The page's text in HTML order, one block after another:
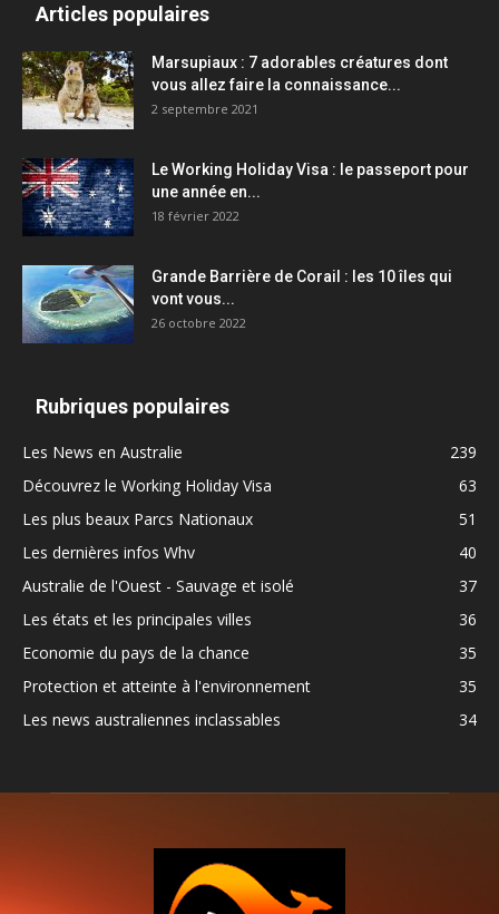
Articles populaires
Marsupiaux : 7 adorables créatures dont
vous allez faire la connaissance...
2 septembre 2021
Le Working Holiday Visa : le passeport pour
une année en...
18 février 2022
Grande Barrière de Corail : les 10 îles qui
vont vous...
26 octobre 2022
Rubriques populaires
Les News en Australie
239
Découvrez le Working Holiday Visa
63
Les plus beaux Parcs Nationaux
51
Les dernières infos Whv
40
Australie de l'Ouest - Sauvage et isolé
37
Les états et les principales villes
36
Economie du pays de la chance
35
Protection et atteinte à l'environnement
35
Les news australiennes inclassables
34